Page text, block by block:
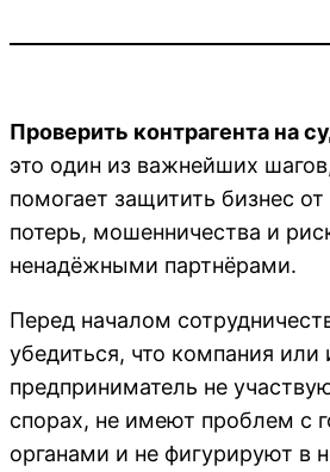
Проверить контрагента на
это один из важнейших
помогает защитить бизнес
потерь, мошенничества и
ненадёжными партнёрами.
Перед началом
убедиться, что компания
предприниматель не
спорах, не имеют проблем с
органами и не фигурируют в